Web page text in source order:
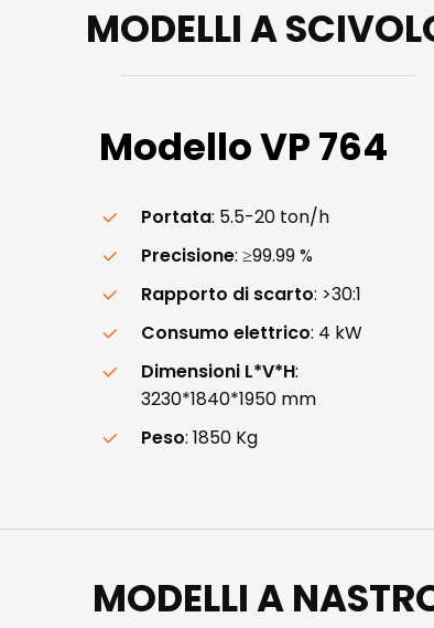
MODELLI A
ModelloVP764
Portata: 5.5-20 ton/h
Precisione: ≥99.99 %
Rapporto di scarto: >30:1
Consumo elettrico: 4 kW
Dimensioni L*V*H:
3230*1840*1950 mm
Peso: 1850 Kg
MODELLI A